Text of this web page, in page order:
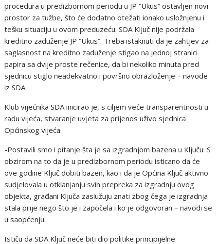
procedura u predizbornom periodu u JP “Ukus” ostavljen novi
prostor za tužbe, što će dodatno otežati ionako usložnjenu i
tešku situaciju u ovom preduzeću. SDA Ključ nije podržala
kreditno zaduženje JP “Ukus”. Treba istaknuti da je zahtjev za
saglasnost na kreditno zaduženje stigao na jednoj stranici
papira sa dvije proste rečenice, da bi nekoliko minuta pred
sjednicu stiglo neadekvatno i površno obrazloženje – navode
iz SDA.
Klub vijećnika SDA inicirao je, s ciljem veće transparentnosti u
radu vijeća, stvaranje uvjeta za prijenos uživo sjednica
Općinskog vijeća.
-Postavili smo i pitanje šta je sa izgradnjom bazena u Ključu. S
obzirom na to da je u predizbornom periodu isticano da će
ove godine Ključ dobiti bazen, kao i da je Općina Ključ aktivno
sudjelovala u otklanjanju svih prepreka za izgradnju ovog
objekta, građani Ključa zaslužuju znati zbog čega je izgradnja
stala prije nego što je i započela i ko je odgovoran – navodi se
u saopćenju.
Ističu da SDA Ključ neće biti dio politike principijelne